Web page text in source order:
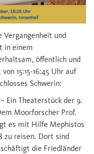
Vergangenheit und
in einem
öffentlich und
15:15-16:45 Uhr auf
Schwerin:
Ein Theaterstück der 9.
Moorforscher Prof.
es mit Hilfe Mephistos
zu reisen. Dort sind
die Friedländer